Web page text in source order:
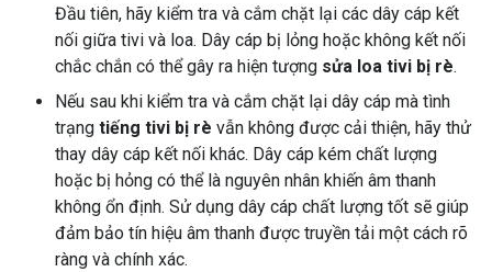
Đầu tiên, hãy kiểm tra và cắm chặt lại các dây cáp kết
nối giữa tivi và loa. Dây cáp bị lỏng hoặc không kết nối
chắc chắn có thể gây ra hiện tượng sửa loa tivi bị rè.
Nếu sau khi kiểm tra và cắm chặt lại dây cáp mà tình
trạng tiếng tivi bị rè vẫn không được cải thiện, hãy thử
thay dây cáp kết nối khác. Dây cáp kém chất lượng
hoặc bị hỏng có thể là nguyên nhân khiến âm thanh
không ổn định. Sử dụng dây cáp chất lượng tốt sẽ giúp
đảm bảo tín hiệu âm thanh được truyền tải một cách rõ
ràng và chính xác.